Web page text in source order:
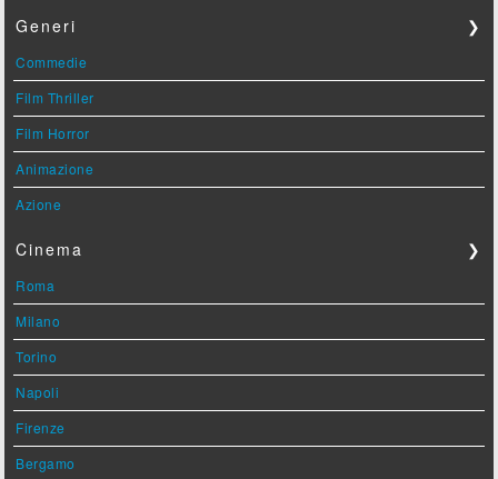
Generi ❯
Commedie
Film Thriller
Film Horror
Animazione
Azione
Cinema ❯
Roma
Milano
Torino
Napoli
Firenze
Bergamo